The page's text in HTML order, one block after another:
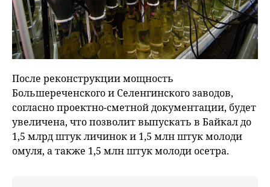
После реконструкции мощность
Большереченского и Селенгинского заводов,
согласно проектно-сметной документации, будет
увеличена, что позволит выпускать в Байкал до
1,5 млрд штук личинок и 1,5 млн штук молоди
омуля, а также 1,5 млн штук молоди осетра.